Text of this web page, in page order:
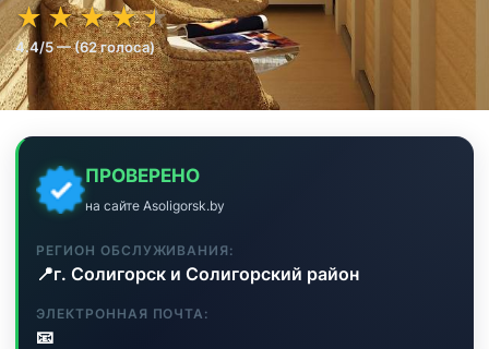
★★★★★
★★★★★
★★★★★
4.4/5 — (62 голоса)
ПРОВЕРЕНО
на сайте Asoligorsk.by
РЕГИОН ОБСЛУЖИВАНИЯ:
📍г. Солигорск и Солигорский район
ЭЛЕКТРОННАЯ ПОЧТА:
📧